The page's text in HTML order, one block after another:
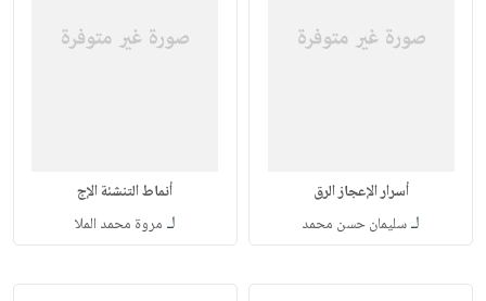
أسرار الإعجاز الرق
لـسليمان حسن محمد
أنماط التنشئة الإج
لـ مروة محمد الملا